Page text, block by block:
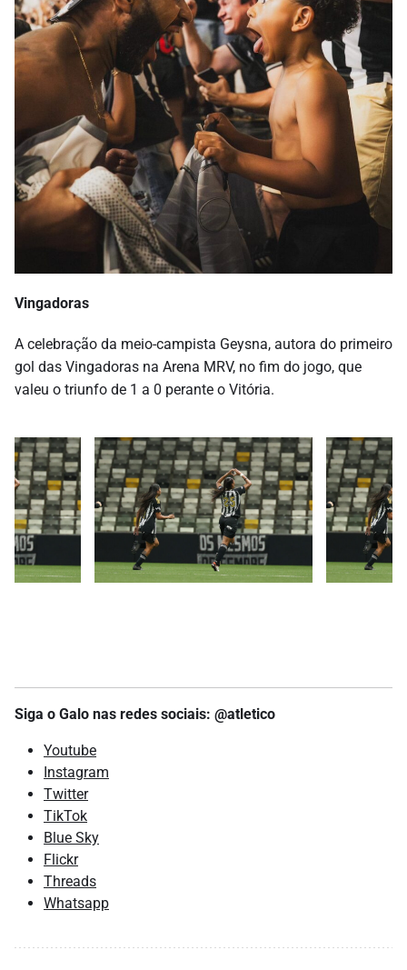
Vingadoras
A celebração da meio-campista Geysna, autora do primeiro
gol das Vingadoras na Arena MRV, no fim do jogo, que
valeu o triunfo de 1 a 0 perante o Vitória.
Siga o Galo nas redes sociais: @atletico
Youtube
Instagram
Twitter
TikTok
Blue Sky
Flickr
Threads
Whatsapp